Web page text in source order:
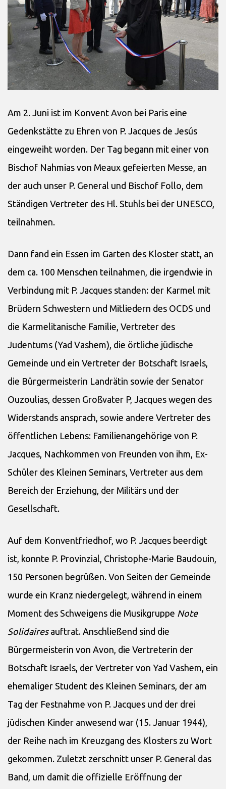
Am 2. Juni ist im Konvent Avon bei Paris eine
Gedenkstätte zu Ehren von P. Jacques de Jesús
eingeweiht worden. Der Tag begann mit einer von
Bischof Nahmias von Meaux gefeierten Messe, an
der auch unser P. General und Bischof Follo, dem
Ständigen Vertreter des Hl. Stuhls bei der UNESCO,
teilnahmen.
Dann fand ein Essen im Garten des Kloster statt, an
dem ca. 100 Menschen teilnahmen, die irgendwie in
Verbindung mit P. Jacques standen: der Karmel mit
Brüdern Schwestern und Mitliedern des OCDS und
die Karmelitanische Familie, Vertreter des
Judentums (Yad Vashem), die örtliche jüdische
Gemeinde und ein Vertreter der Botschaft Israels,
die Bürgermeisterin Landrätin sowie der Senator
Ouzoulias, dessen Großvater P, Jacques wegen des
Widerstands ansprach, sowie andere Vertreter des
öffentlichen Lebens: Familienangehörige von P.
Jacques, Nachkommen von Freunden von ihm, Ex-
Schüler des Kleinen Seminars, Vertreter aus dem
Bereich der Erziehung, der Militärs und der
Gesellschaft.
Auf dem Konventfriedhof, wo P. Jacques beerdigt
ist, konnte P. Provinzial, Christophe-Marie Baudouin,
150 Personen begrüßen. Von Seiten der Gemeinde
wurde ein Kranz niedergelegt, während in einem
Moment des Schweigens die Musikgruppe Note
Solidairesauftrat. Anschließend sind die
Bürgermeisterin von Avon, die Vertreterin der
Botschaft Israels, der Vertreter von Yad Vashem, ein
ehemaliger Student des Kleinen Seminars, der am
Tag der Festnahme von P. Jacques und der drei
jüdischen Kinder anwesend war (15. Januar 1944),
der Reihe nach im Kreuzgang des Klosters zu Wort
gekommen. Zuletzt zerschnitt unser P. General das
Band, um damit die offizielle Eröffnung der